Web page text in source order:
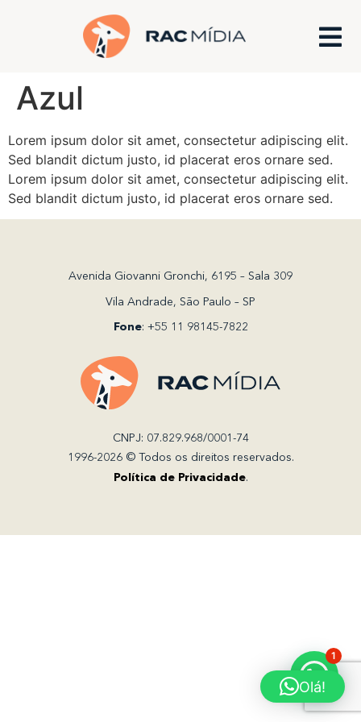
Azul
Lorem ipsum dolor sit amet, consectetur adipiscing elit.
Sed blandit dictum justo, id placerat eros ornare sed.
Lorem ipsum dolor sit amet, consectetur adipiscing elit.
Sed blandit dictum justo, id placerat eros ornare sed.
Avenida Giovanni Gronchi, 6195 – Sala 309
Vila Andrade, São Paulo – SP
Fone: +55 11 98145-7822
CNPJ: 07.829.968/0001-74
1996-2026 © Todos os direitos reservados.
Política de Privacidade.
1
Olá!